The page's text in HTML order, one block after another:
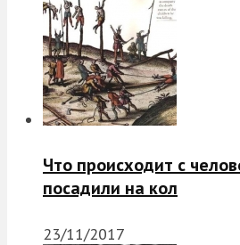
Что происходит с
посадили на кол
23/11/2017